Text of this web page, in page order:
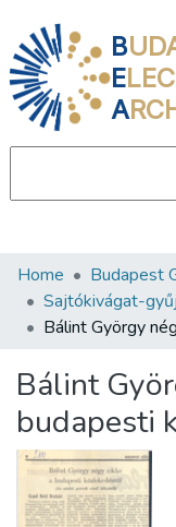
B
E
A
Communities &
All of DSpace
About us
Home Budapest
Sajtókivágat-
Bálint
budapesti